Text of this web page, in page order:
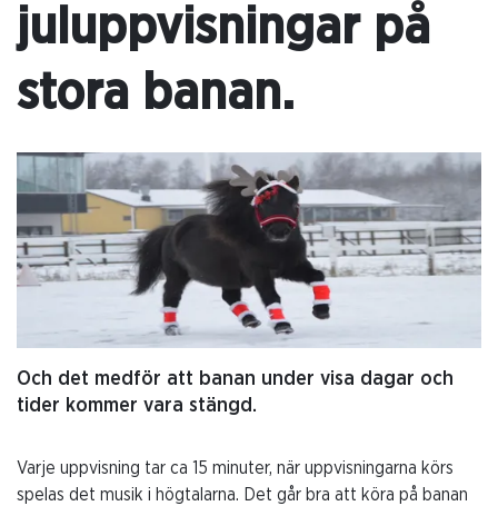
juluppvisningar på
stora banan.
Och det medför att banan under visa dagar och
tider kommer vara stängd.
Varje uppvisning tar ca 15 minuter, när uppvisningarna körs
spelas det musik i högtalarna. Det går bra att köra på banan